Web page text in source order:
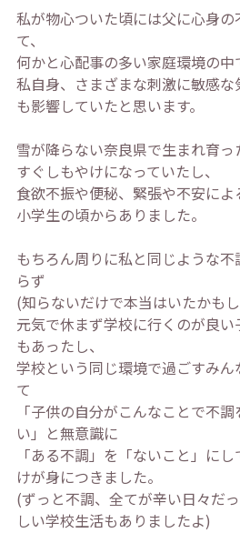
私が物心ついた頃には父に心身
て、
何かと心配事の多い家庭環境の中
私自身、さまざまな刺激に敏感な
も影響していたと思います。
雪が降らない奈良県で生まれ育
すぐしもやけになっていたし、
食欲不振や便秘、緊張や不安に
小学生の頃からありました。
もちろん周りに私と同じような
らず
(知らないだけで本当はいたかも
元気で休まず学校に行くのが良
もあったし、
学校という同じ環境で過ごすみ
て
「子供の自分がこんなことで不
い」と無意識に
「ある不調」を「ないこと」に
けが身につきました。
(ずっと不調、全てが辛い日々だ
しい学校生活もありましたよ)